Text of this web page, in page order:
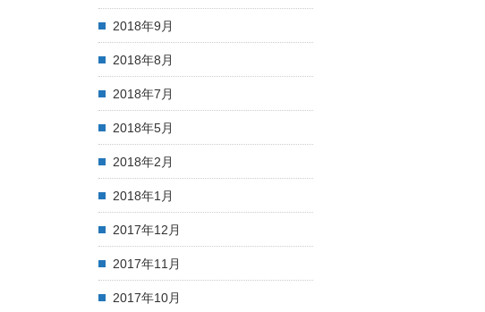
2018年9月
2018年8月
2018年7月
2018年5月
2018年2月
2018年1月
2017年12月
2017年11月
2017年10月